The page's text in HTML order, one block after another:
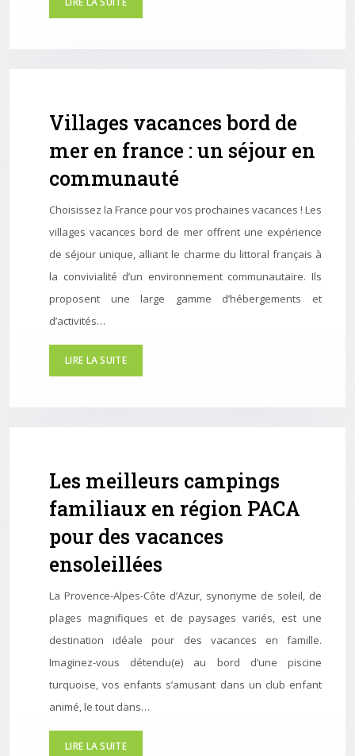
Villages vacances bord de
mer en france : un séjour en
communauté
Choisissez la France pour vos prochaines vacances ! Les
villages vacances bord de mer offrent une expérience
de séjour unique, alliant le charme du littoral français à
la convivialité d’un environnement communautaire. Ils
proposent une large gamme d’hébergements et
d’activités…
LIRE LA SUITE
Les meilleurs campings
familiaux en région PACA
pour des vacances
ensoleillées
La Provence-Alpes-Côte d’Azur, synonyme de soleil, de
plages magnifiques et de paysages variés, est une
destination idéale pour des vacances en famille.
Imaginez-vous détendu(e) au bord d’une piscine
turquoise, vos enfants s’amusant dans un club enfant
animé, le tout dans…
LIRE LA SUITE